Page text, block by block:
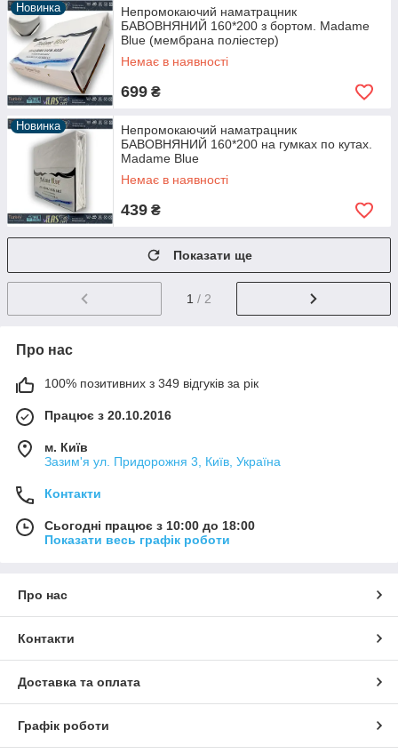
Новинка
Непромокаючий наматрацник
БАВОВНЯНИЙ 160*200 з бортом. Madame
Blue (мембрана поліестер)
Немає в наявності
699 ₴
Новинка
Непромокаючий наматрацник
БАВОВНЯНИЙ 160*200 на гумках по кутах.
Madame Blue
Немає в наявності
439 ₴
Показати ще
1 / 2
Про нас
100% позитивних з 349 відгуків за рік
Працює з 20.10.2016
м. Київ
Зазим'я ул. Придорожня 3, Київ, Україна
Контакти
Сьогодні працює з 10:00 до 18:00
Показати весь графік роботи
Про нас
Контакти
Доставка та оплата
Графік роботи